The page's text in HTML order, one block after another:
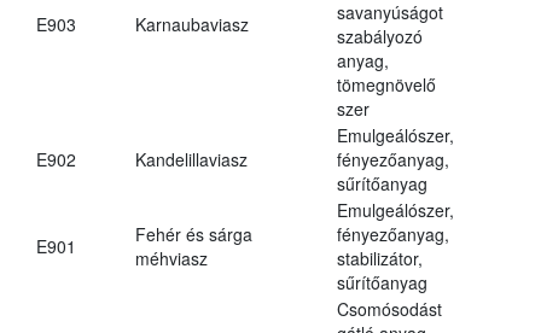
E903 Karnaubaviasz
savanyúságot
szabályozó
anyag,
tömegnövelő
szer
E902 Kandelillaviasz
Emulgeálószer,
fényezőanyag,
sűrítőanyag
E901
Fehér és sárga
méhviasz
Emulgeálószer,
fényezőanyag,
stabilizátor,
sűrítőanyag
Csomósodást